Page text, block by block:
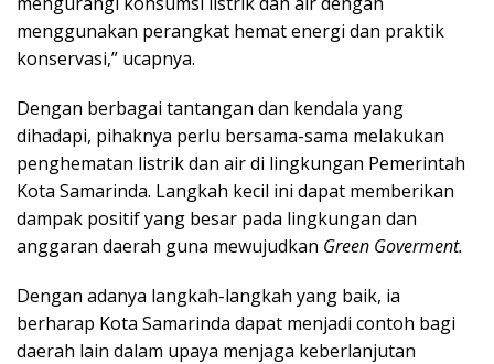
menggunakan perangkat hemat energi dan praktik
konservasi,” ucapnya.
Dengan berbagai tantangan dan kendala yang
dihadapi, pihaknya perlu bersama-sama melakukan
penghematan listrik dan air di lingkungan Pemerintah
Kota Samarinda. Langkah kecil ini dapat memberikan
dampak positif yang besar pada lingkungan dan
anggaran daerah guna mewujudkan Green Goverment.
Dengan adanya langkah-langkah yang baik, ia
berharap Kota Samarinda dapat menjadi contoh bagi
daerah lain dalam upaya menjaga keberlanjutan